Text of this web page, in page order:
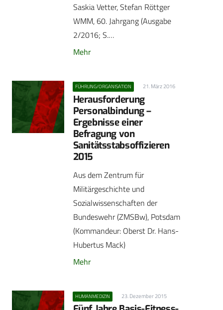
Saskia Vetter, Stefan Röttger
WMM, 60. Jahrgang (Ausgabe
2/2016; S.…
Mehr
FÜHRUNG/ORGANISATION 21. März 2016
Herausforderung
Personalbindung –
Ergebnisse einer
Befragung von
Sanitätsstabsoffizieren
2015
Aus dem Zentrum für
Militärgeschichte und
Sozialwissenschaften der
Bundeswehr (ZMSBw), Potsdam
(Kommandeur: Oberst Dr. Hans-
Hubertus Mack)
Mehr
HUMANMEDIZIN 23. Dezember 2015